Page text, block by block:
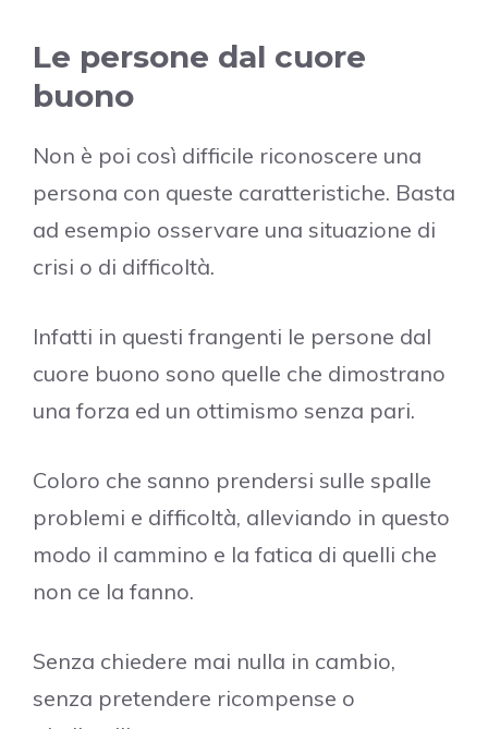
Le persone dal cuore
buono
Non è poi così difficile riconoscere una
persona con queste caratteristiche. Basta
ad esempio osservare una situazione di
crisi o di difficoltà.
Infatti in questi frangenti le persone dal
cuore buono sono quelle che dimostrano
una forza ed un ottimismo senza pari.
Coloro che sanno prendersi sulle spalle
problemi e difficoltà, alleviando in questo
modo il cammino e la fatica di quelli che
non ce la fanno.
Senza chiedere mai nulla in cambio,
senza pretendere ricompense o